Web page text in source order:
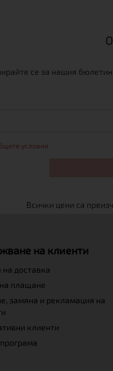
се за нашия
условия
на клиенти
на доставка
плащане
замяна и рекламация на
клиенти